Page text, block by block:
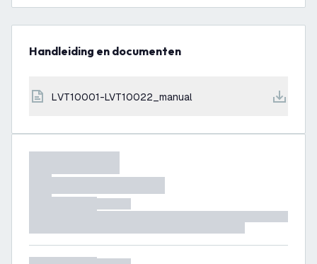
Handleiding en documenten
LVT10001-LVT10022_manual